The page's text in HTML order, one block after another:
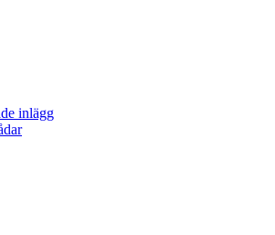
inlägg